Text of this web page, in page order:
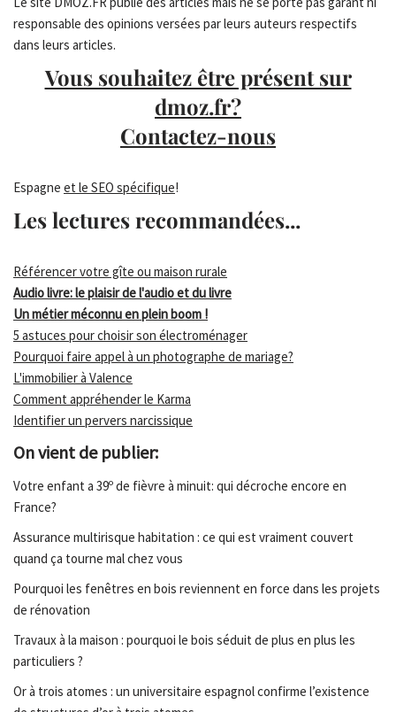
responsable des opinions versées par leurs auteurs respectifs
dans leurs articles.
Vous souhaitez être présent sur
dmoz.fr?
Contactez-nous
Espagne et le SEO spécifique!
Les lectures recommandées...
Référencer votre gîte ou maison rurale
Audio livre: le plaisir de l'audio et du livre
Un métier méconnu en plein boom !
5 astuces pour choisir son électroménager
Pourquoi faire appel à un photographe de mariage?
L'immobilier à Valence
Comment appréhender le Karma
Identifier un pervers narcissique
On vient de publier:
Votre enfant a 39º de fièvre à minuit: qui décroche encore en
France?
Assurance multirisque habitation : ce qui est vraiment couvert
quand ça tourne mal chez vous
Pourquoi les fenêtres en bois reviennent en force dans les projets
de rénovation
Travaux à la maison : pourquoi le bois séduit de plus en plus les
particuliers ?
Or à trois atomes : un universitaire espagnol confirme l’existence